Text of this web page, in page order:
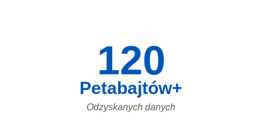
120
Petabajtów+
Odzyskanych danych